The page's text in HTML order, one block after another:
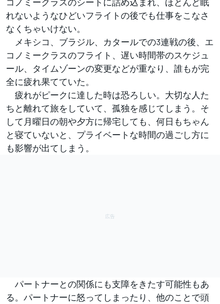
れないようなひどいフライトの後でも仕事をこなさ
なくちゃいけない。
メキシコ、ブラジル、カタールでの3連戦の後、エ
コノミークラスのフライト、遅い時間帯のスケジュ
ール、タイムゾーンの変更などが重なり、誰もが完
全に疲れ果てていた。
疲れがピークに達した時は恐ろしい。大切な人た
ちと離れて旅をしていて、孤独を感じてしまう。そ
して月曜日の朝や夕方に帰宅しても、何日もちゃん
と寝ていないと、プライベートな時間の過ごし方に
も影響が出てしまう。
パートナーとの関係にも支障をきたす可能性もあ
る。パートナーに怒ってしまったり、他のことで頭